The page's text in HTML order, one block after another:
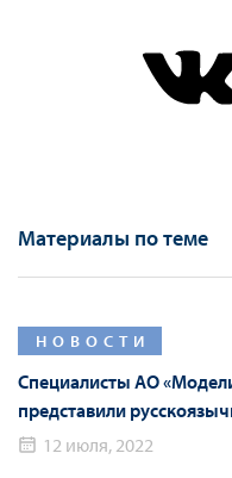
Материалы по теме
НОВОСТИ
Специалисты АО
представили
12 июля, 2022